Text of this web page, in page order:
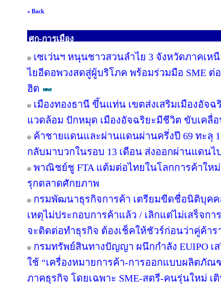
« Back
ศก-การเมือง
เซเว่นฯ หนุนชาวสวนลำไย 3 จังหวัดภาคเห
ไยอีดอพวงสดสู่ผู้บริโภค พร้อมร่วมมือ SME
ฮิต
เมืองทองธานี ขึ้นแท่น เขตส่งเสริมเมืองอัจ
แวดล้อม ปักหมุด เมืองอัจฉริยะมีชีวิต ขับเคลื่อ
ค้าชายแดนและผ่านแดนผ่านครึ่งปี 69 ทะลุ
กลับมาบวกในรอบ 13 เดือน ส่งออกผ่านแดนไ
พาณิชย์ชู FTA แต้มต่อไทยในโลกการค้าใหม่
รุกตลาดศักยภาพ
กรมพัฒนาธุรกิจการค้า เตรียมขีดชื่อนิติบุคค
เหตุไม่ประกอบการค้าแล้ว / เลิกแต่ไม่เสร็จ
จะติดต่อทำธุรกิจ ต้องเช็คให้ชัวร์ก่อนว่าคู่ค้า
กรมทรัพย์สินทางปัญญา ผนึกกำลัง EUIPO เ
ใช้ “เครื่องหมายการค้า-การออกแบบผลิตภั
ภาคธุรกิจ โดยเฉพาะ SME-สตรี-คนรุ่นใหม่ เ